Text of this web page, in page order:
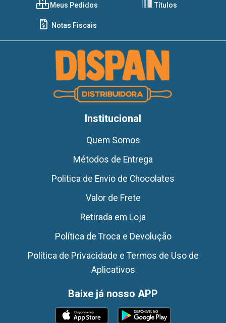
Meus Pedidos Títulos
Notas Fiscais
Institucional
Quem Somos
Métodos de Entrega
Politica de Envio de Chocolates
Valor de Frete
Retirada em Loja
Política de Troca e Devolução
Política de Privacidade e Termos de Uso de
Aplicativos
Baixe já nosso APP